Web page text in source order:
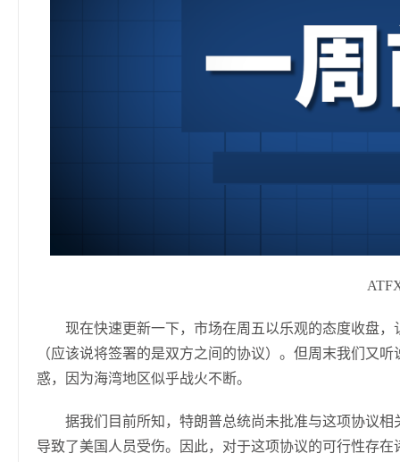
现在快速更新一下，市场在周五以乐观的态度收盘
（应该说将签署的是双方之间的协议）。但周末我们又
惑，因为海湾地区似乎战火不断。
据我们目前所知，特朗普总统尚未批准与这项协议
导致了美国人员受伤。因此，对于这项协议的可行性存